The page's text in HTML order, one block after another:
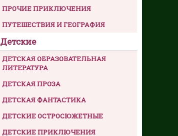
ПРОЧИЕ ПРИКЛЮЧЕНИЯ
ПУТЕШЕСТВИЯ И ГЕОГРАФИЯ
Детские
ДЕТСКАЯ ОБРАЗОВАТЕЛЬНАЯ
ЛИТЕРАТУРА
ДЕТСКАЯ ПРОЗА
ДЕТСКАЯ ФАНТАСТИКА
ДЕТСКИЕ ОСТРОСЮЖЕТНЫЕ
ДЕТСКИЕ ПРИКЛЮЧЕНИЯ